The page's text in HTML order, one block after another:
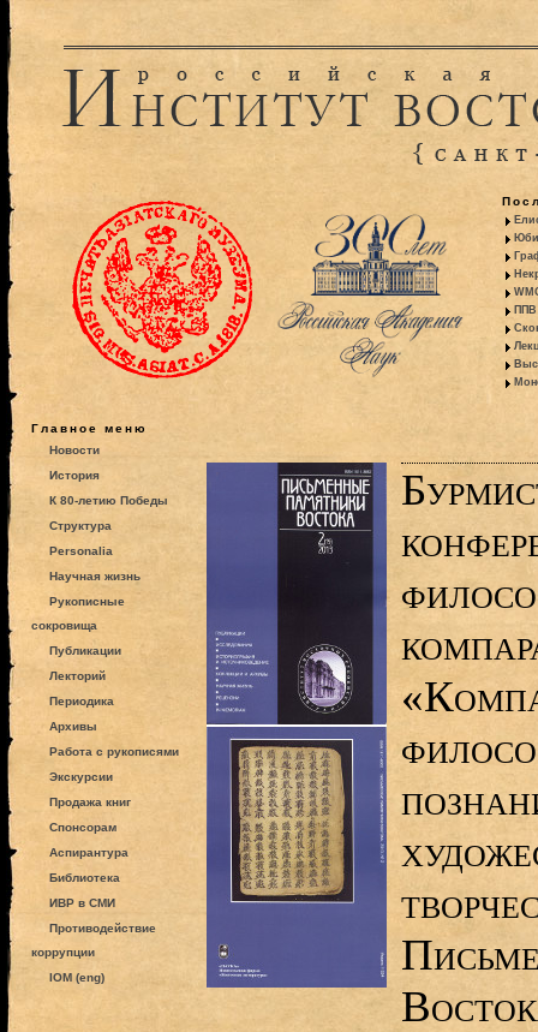
ППВ
Главное меню
Новости
История
К 80-летию Победы
Структура
Personalia
Научная жизнь
Рукописные
сокровища
Публикации
Лекторий
Периодика
Архивы
Работа с рукописями
Экскурсии
Продажа книг
Спонсорам
Аспирантура
Библиотека
ИВР в СМИ
Противодействие
коррупции
IOM (eng)